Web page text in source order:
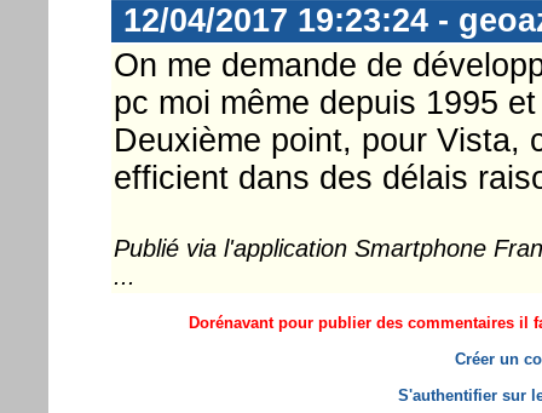
12/04/2017 19:23:24 -
On me demande de
pc moi même depuis 1995
Deuxième point, pour Vista,
efficient dans des délais
Publié via l'application Smartphone
...
Dorénavant pour publier des commentaires il
Créer un
S'authentifier sur